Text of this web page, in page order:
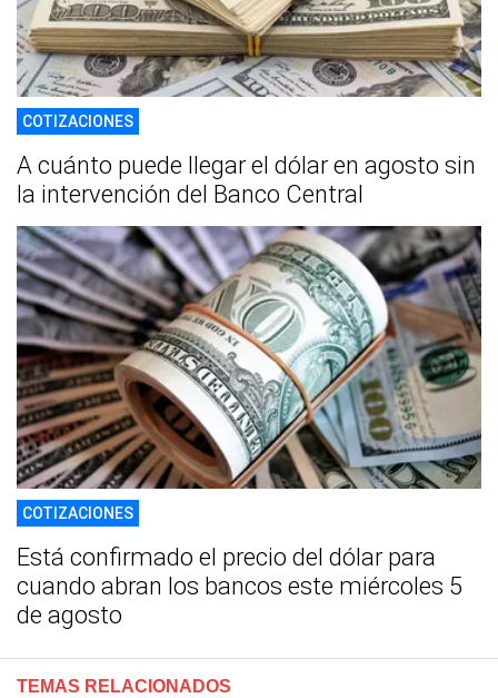
COTIZACIONES
A cuánto puede llegar el dólar en agosto sin
la intervención del Banco Central
COTIZACIONES
Está confirmado el precio del dólar para
cuando abran los bancos este miércoles 5
de agosto
TEMAS RELACIONADOS